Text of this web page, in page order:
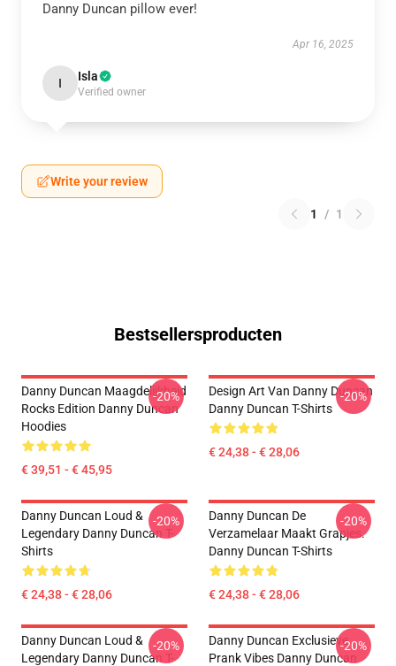
Danny Duncan pillow ever!
Apr 16, 2025
I Isla
Verified owner
Write your review
1 / 1
Bestsellersproducten
Danny Duncan Maagdelijkheid
Rocks Edition Danny Duncan
Hoodies
€ 39,51 - € 45,95
-20%
Design Art Van Danny Duncan
Danny Duncan T-Shirts
€ 24,38 - € 28,06
-20%
Danny Duncan Loud &
Legendary Danny Duncan T-
Shirts
€ 24,38 - € 28,06
-20%
Danny Duncan De
Verzamelaar Maakt Grapjes.
Danny Duncan T-Shirts
€ 24,38 - € 28,06
-20%
Danny Duncan Loud &
Legendary Danny Duncan T-
-20%
Danny Duncan Exclusieve
Prank Vibes Danny Duncan
-20%